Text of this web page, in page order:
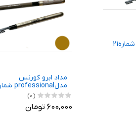
مداد ابرو کورنس
مدلprofessional شماره11
(0)
600,000 تومان